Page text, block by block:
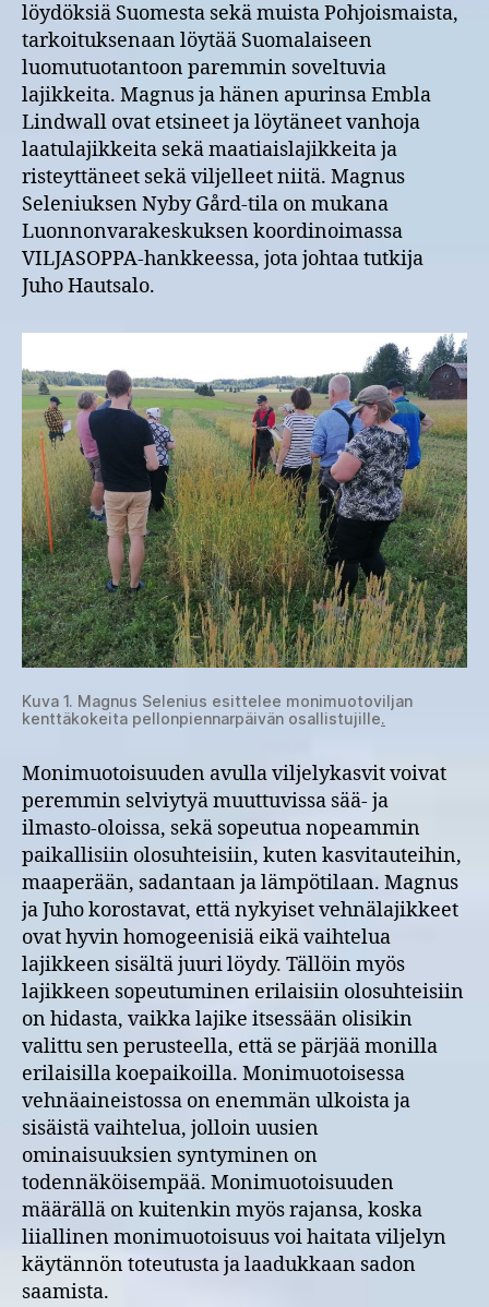
löydöksiä Suomesta sekä muista Pohjoismaista,
tarkoituksenaan löytää Suomalaiseen
luomutuotantoon paremmin soveltuvia
lajikkeita. Magnus ja hänen apurinsa Embla
Lindwall ovat etsineet ja löytäneet vanhoja
laatulajikkeita sekä maatiaislajikkeita ja
risteyttäneet sekä viljelleet niitä. Magnus
Seleniuksen Nyby Gård-tila on mukana
Luonnonvarakeskuksen koordinoimassa
VILJASOPPA-hankkeessa, jota johtaa tutkija
Juho Hautsalo.
Kuva 1. Magnus Selenius esittelee monimuotoviljan
kenttäkokeita pellonpiennarpäivän osallistujille.
Monimuotoisuuden avulla viljelykasvit voivat
peremmin selviytyä muuttuvissa sää- ja
ilmasto-oloissa, sekä sopeutua nopeammin
paikallisiin olosuhteisiin, kuten kasvitauteihin,
maaperään, sadantaan ja lämpötilaan. Magnus
ja Juho korostavat, että nykyiset vehnälajikkeet
ovat hyvin homogeenisiä eikä vaihtelua
lajikkeen sisältä juuri löydy. Tällöin myös
lajikkeen sopeutuminen erilaisiin olosuhteisiin
on hidasta, vaikka lajike itsessään olisikin
valittu sen perusteella, että se pärjää monilla
erilaisilla koepaikoilla. Monimuotoisessa
vehnäaineistossa on enemmän ulkoista ja
sisäistä vaihtelua, jolloin uusien
ominaisuuksien syntyminen on
todennäköisempää. Monimuotoisuuden
määrällä on kuitenkin myös rajansa, koska
liiallinen monimuotoisuus voi haitata viljelyn
käytännön toteutusta ja laadukkaan sadon
saamista.